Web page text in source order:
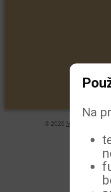
© 2026 MeDitorial
Na